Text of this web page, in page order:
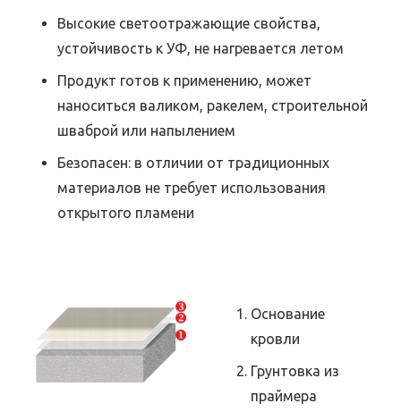
Высокие светоотражающие свойства,
устойчивость к УФ, не нагревается летом
Продукт готов к применению, может
наноситься валиком, ракелем, строительной
шваброй или напылением
Безопасен: в отличии от традиционных
материалов не требует использования
открытого пламени
Основание
кровли
Грунтовка из
праймера